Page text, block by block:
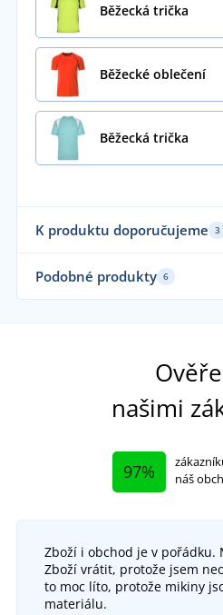
Běžecká trička
Běžecké oblečení
Běžecká trička
K produktu doporučujeme 3
Dámské běžecké tričko s
Podobné produkty 6
našimi
97%
náš
Zboží i obchod je v pořádku.
Zboží vrátit, protože jsem
to moc líto, protože mikiny
materiálu.